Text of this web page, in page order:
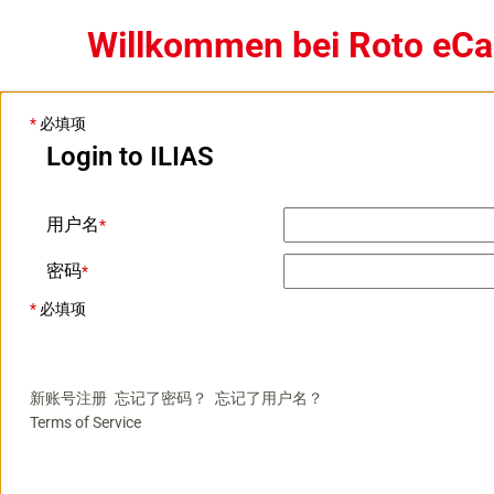
Willkommen bei Roto
* 必填项
Login to ILIAS
用户名*
密码*
* 必填项
新账号注册 忘记了密码？
忘记了用户名？
Terms of Service